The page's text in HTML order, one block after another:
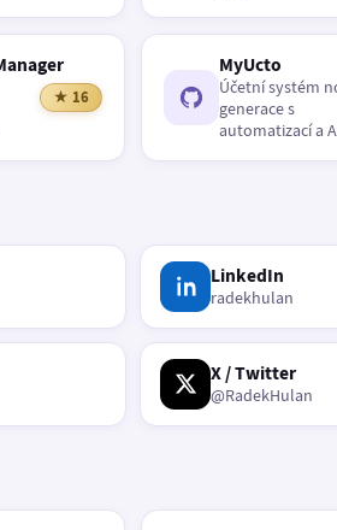
★ 16
MyUcto
Účetní systém
generace s
automatizací a
LinkedIn
radekhulan
X / Twitter
@RadekHulan